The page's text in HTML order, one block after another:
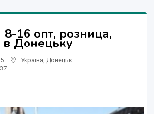
16 опт, розница,
в Донецьку
Україна Донецьк